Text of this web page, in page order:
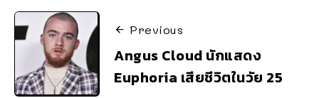
Previous
Angus Cloud นักแสดง
Euphoria เสียชีวิตในวัย 25